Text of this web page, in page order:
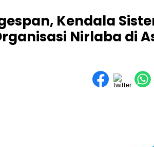
Kendala
Nirlaba di